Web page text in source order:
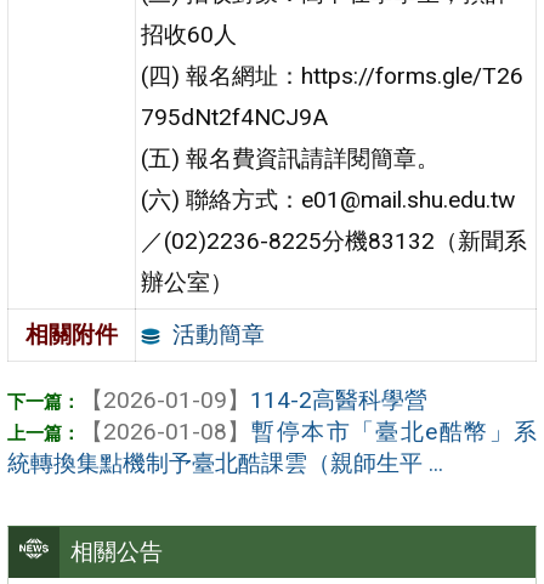
相關公告
招收60人
(四) 報名網址：https://forms.gle/T26
795dNt2f4NCJ9A
(五) 報名費資訊請詳閱簡章。
(六) 聯絡方式：e01@mail.shu.edu.tw
／(02)2236-8225分機83132（新聞系
辦公室）
相關附件
活動簡章
【2026-01-09】 114-2高醫科學營
【2026-01-08】 暫停本市「臺北e酷幣」系
統轉換集點機制予臺北酷課雲（親師生平 ...